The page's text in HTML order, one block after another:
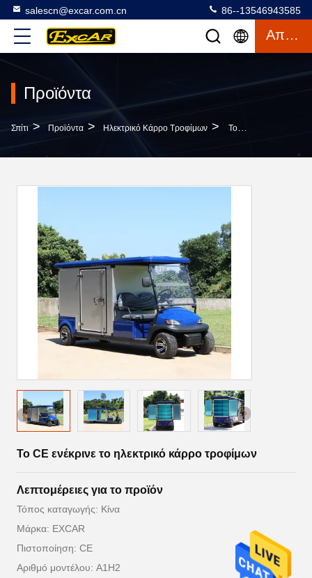
salescn@excar.com.cn 86--13546943585
Απόσπασμα
Προϊόντα
Σπίτι > Προϊόντα > Ηλεκτρικό Κάρρο Τροφίμων > Το CE Ενέκρινε Το Ηλεκτρικό Κάρρο Τροφίμων
Το CE ενέκρινε το ηλεκτρικό κάρρο τροφίμων
Λεπτομέρειες για το προϊόν
Τόπος καταγωγής: Κίνα
Μάρκα: EXCAR
Πιστοποίηση: CE
Αριθμό μοντέλου: A1H2